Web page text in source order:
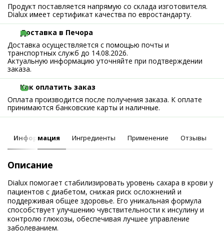
Продукт поставляется напрямую со склада изготовителя.
Dialux имеет сертификат качества по евростандарту.
Доставка в Печора
Доставка осуществляется с помощью почты и
транспортных служб до 14.08.2026.
Актуальную информацию уточняйте при подтверждении
заказа.
Как оплатить заказ
Оплата производится после получения заказа. К оплате
принимаются банковские карты и наличные.
Информация Ингредиенты Применение Отзывы
Описание
Dialux помогает стабилизировать уровень сахара в крови у
пациентов с диабетом, снижая риск осложнений и
поддерживая общее здоровье. Его уникальная формула
способствует улучшению чувствительности к инсулину и
контролю глюкозы, обеспечивая лучшее управление
заболеванием.